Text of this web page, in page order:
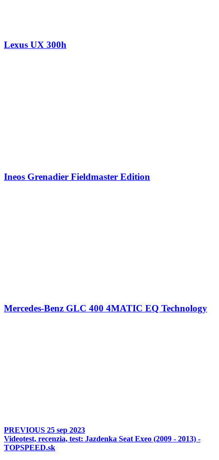
Lexus UX 300h
Ineos Grenadier Fieldmaster Edition
Mercedes-Benz GLC 400 4MATIC EQ Technology
PREVIOUS 25 sep 2023
Videotest, recenzia, test: Jazdenka Seat Exeo (2009 - 2013) -
TOPSPEED.sk